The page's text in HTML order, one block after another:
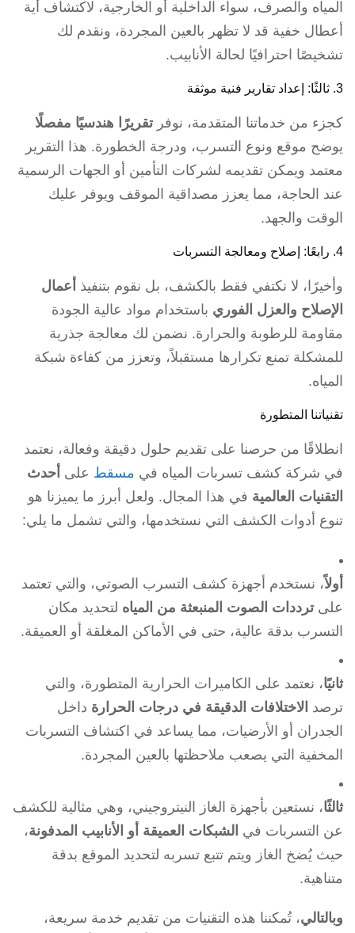
المياه والصرف، سواء الداخلية أو الخارجية، لاكتشاف أية
أعطال خفية قد لا تظهر بالعين المجردة، ونقدم لك
تشخيصًا احترافيًا لحالة الأنابيب.
3. ثالثًا: إعداد تقارير فنية موثقة
كجزء من خدماتنا المتقدمة، نوفر تقريرًا هندسيًا مفصلًا
يوضح موقع ونوع التسرب، ودرجة الخطورة. هذا التقرير
معتمد ويمكن تقديمه لشركات التأمين أو الجهات الرسمية
عند الحاجة، مما يعزز مصداقية الموقف ويوفر عليك
الوقت والجهد.
4. رابعًا: إصلاح ومعالجة التسربات
وأخيرًا، لا نكتفي فقط بالكشف، بل نقوم بتنفيذ أعمال
الإصلاح والعزل الفوري باستخدام مواد عالية الجودة
مقاومة للرطوبة والحرارة. نضمن لك معالجة جذرية
للمشكلة تمنع تكرارها مستقبلاً، وتعزز من كفاءة شبكة
المياه.
تقنياتنا المتطورة
انطلاقًا من حرصنا على تقديم حلول دقيقة وفعالة، نعتمد
في شركة كشف تسربات المياه في مسقط على أحدث
التقنيات العالمية في هذا المجال. ولعل أبرز ما يميزنا هو
تنوع أدوات الكشف التي نستخدمها، والتي تشمل ما يلي:
أولاً، نستخدم أجهزة كشف التسرب الصوتي، والتي تعتمد
على ترددات الصوت المنبعثة من المياه لتحديد مكان
التسرب بدقة عالية، حتى في الأماكن المغلقة أو العميقة.
ثانيًا، نعتمد على الكاميرات الحرارية المتطورة، والتي
ترصد الاختلافات الدقيقة في درجات الحرارة داخل
الجدران أو الأرضيات، مما يساعد في اكتشاف التسربات
المخفية التي يصعب ملاحظتها بالعين المجردة.
ثالثًا، نستعين بأجهزة الغاز النيتروجيني، وهي مثالية للكشف
عن التسربات في الشبكات العميقة أو الأنابيب المدفونة،
حيث يُضخ الغاز ويتم تتبع تسربه لتحديد الموقع بدقة
متناهية.
وبالتالي، تُمكننا هذه التقنيات من تقديم خدمة سريعة،